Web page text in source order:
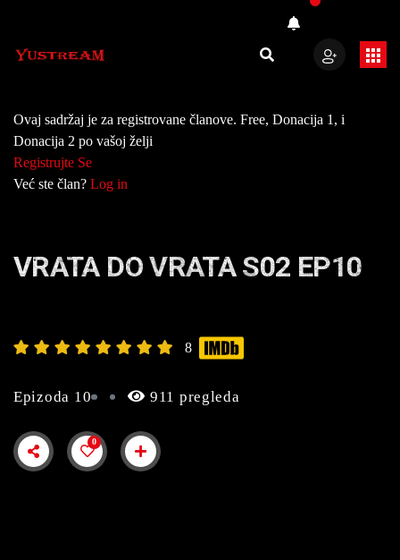
Ovaj sadržaj je za registrovane članove. Free, Donacija 1, i
Donacija 2 po vašoj želji
Registrujte Se
Već ste član? Log in
VRATA DO VRATA S02 EP10
8
Epizoda 10 911 pregleda
0